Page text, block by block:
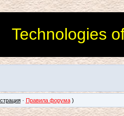
Technologies
· Правила форума)